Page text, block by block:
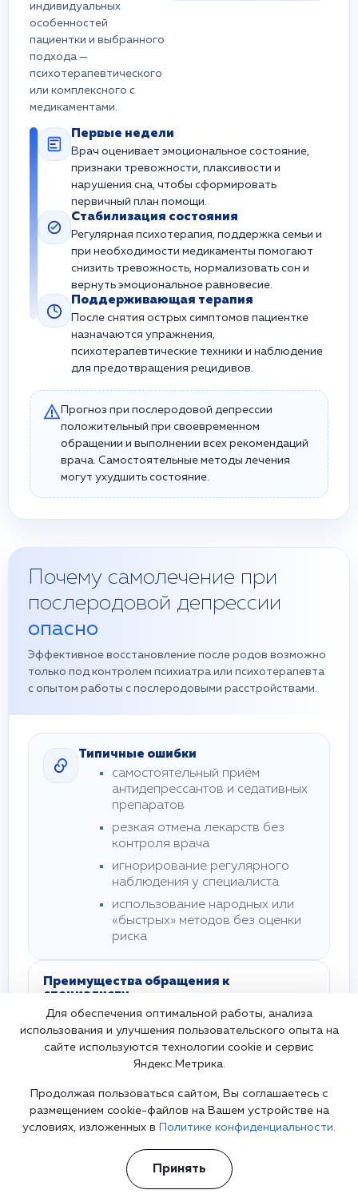
индивидуальных
особенностей
пациентки и выбранного
подхода —
психотерапевтического
или комплексного с
медикаментами.
Первые недели
Врач оценивает эмоциональное состояние,
признаки тревожности, плаксивости и
нарушения сна, чтобы сформировать
первичный план помощи.
Стабилизация состояния
Регулярная психотерапия, поддержка семьи и
при необходимости медикаменты помогают
снизить тревожность, нормализовать сон и
вернуть эмоциональное равновесие.
Поддерживающая терапия
После снятия острых симптомов пациентке
назначаются упражнения,
психотерапевтические техники и наблюдение
для предотвращения рецидивов.
Прогноз при послеродовой депрессии
положительный при своевременном
обращении и выполнении всех рекомендаций
врача. Самостоятельные методы лечения
могут ухудшить состояние.
Почему самолечение при
послеродовой депрессии
опасно
Эффективное восстановление после родов возможно
только под контролем психиатра или психотерапевта
с опытом работы с послеродовыми расстройствами.
Типичные ошибки
самостоятельный приём
антидепрессантов и седативных
препаратов
резкая отмена лекарств без
контроля врача
игнорирование регулярного
наблюдения у специалиста
использование народных или
«быстрых» методов без оценки
риска
Преимущества обращения к
специалисту
точная диагностика и исключение других
психических и соматических нарушений
индивидуальный план терапии с учетом
особенностей организма и эмоционального
контроль побочных эффектов и снижение
риска осложнений после родов
При внезапном ухудшении состояния или
появлении мыслей о самоповреждении
необходимо немедленно обратиться за
Для обеспечения оптимальной работы, анализа
использования и улучшения пользовательского опыта на
сайте используются технологии cookie и сервис
Яндекс.Метрика.
Продолжая пользоваться сайтом, Вы соглашаетесь с
размещением cookie-файлов на Вашем устройстве на
условиях, изложенных в
Политике конфиденциальности.
Принять